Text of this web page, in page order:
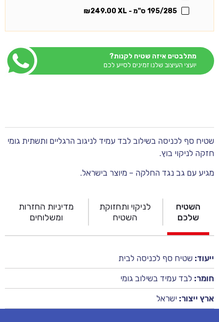
195/285 ס"מ - XL
₪249.00
מתלבטים איזה שטיח לקנות?
יועצי העיצוב שלנו זמינים לסייע לכם
שטיח סף לכניסה בשילוב לבד עמיד לניגוב הרגליים ותשתית גומי
חזקה לניקוי בוץ.
מגיע עם גב נגד החלקה – מיוצר בישראל.
השטיח
שלכם
לניקוי ותחזוקת
השטיח
מדיניות החזרות
ומשלוחים
ייעוד: שטיח סף לכניסה לבית
חומר: לבד עמיד בשילוב גומי
ארץ ייצור: ישראל